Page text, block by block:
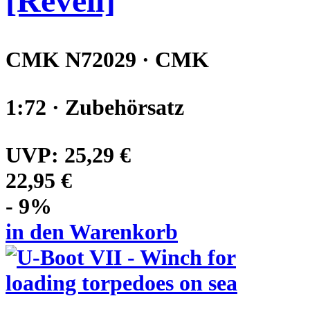
CMK N72029 · CMK
1:72 · Zubehörsatz
UVP: 25,29 €
22,95 €
- 9%
in den Warenkorb